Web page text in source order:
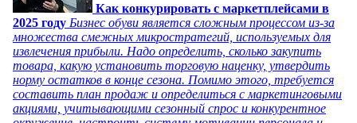
Как конкурировать с маркетплейсами в
2025 году Бизнес обуви является сложным процессом из-за
множества смежных микростратегий, используемых для
извлечения прибыли. Надо определить, сколько закупить
товара, какую установить торговую наценку, утвердить
норму остатков в конце сезона. Помимо этого, требуется
составить план продаж и определиться с маркетинговыми
акциями, учитывающими сезонный спрос и конкурентное